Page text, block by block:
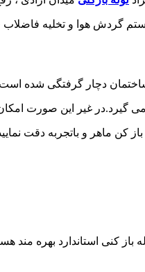
گردش هوا و تخلیه
دچار گرفتگی شده
گیرد.در غیر این صورت
کن ماهر و باتجربه دقت
باز کنی استاندارد بهره مند